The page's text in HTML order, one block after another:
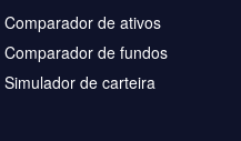
Comparador de ativos
Comparador de fundos
Simulador de carteira